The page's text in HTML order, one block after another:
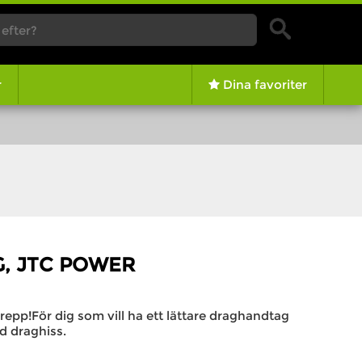
Dina favoriter
JTC POWER
dig som vill ha ett lättare draghandtag
draghiss.